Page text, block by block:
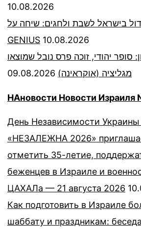
10.08.2026
בישראל לשבת ולחגים: שיחה על
GENIUS 10.08.2026
סופר יהודי, זוכה פרס נובל שמוצאו
מגליציה (אוקראינה) 09.08.2026
НАновости Новости Израиля
День Независимости
«НЕЗАЛЕЖНА 2026»
отметить 35-летие,
беженцев в Израиле и
ЦАХАЛа — 21 августа 2026
Как подготовить в Израиле
шаббату и праздникам: